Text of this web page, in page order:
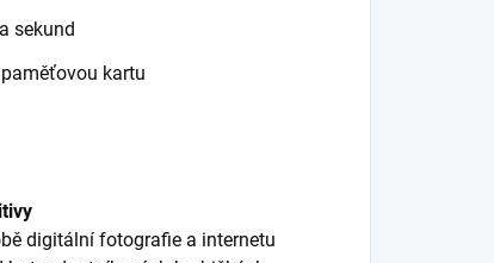
sekund
kartu
digitální fotografie a internetu